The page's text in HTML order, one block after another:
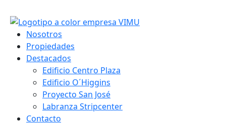
contenidoNosotros
Propiedades
Destacados
Edificio Centro Plaza
Edificio O´Higgins
Proyecto San José
Labranza Stripcenter
Contacto